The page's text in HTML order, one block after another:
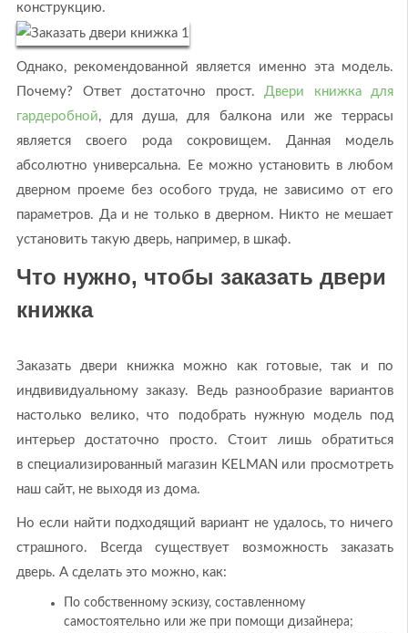
конструкцию.
Однако, рекомендованной является именно эта модель.
Почему? Ответ достаточно прост. Двери книжка для
гардеробной, для душа, для балкона или же террасы
является своего рода сокровищем. Данная модель
абсолютно универсальна. Ее можно установить в любом
дверном проеме без особого труда, не зависимо от его
параметров. Да и не только в дверном. Никто не мешает
установить такую дверь, например, в шкаф.
Что нужно, чтобы заказать двери
книжка
Заказать двери книжка можно как готовые, так и по
индвивидуальному заказу. Ведь разнообразие вариантов
настолько велико, что подобрать нужную модель под
интерьер достаточно просто. Стоит лишь обратиться
в специализированный магазин KELMAN или просмотреть
наш сайт, не выходя из дома.
Но если найти подходящий вариант не удалось, то ничего
страшного. Всегда существует возможность заказать
дверь. А сделать это можно, как:
По собственному эскизу, составленному
самостоятельно или же при помощи дизайнера;